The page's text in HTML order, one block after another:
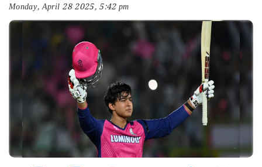
Monday, April 28 2025, 5:42 pm